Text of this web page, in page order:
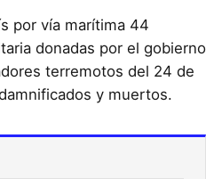
por vía marítima 44
donadas por el gobierno
terremotos del 24 de
y muertos.